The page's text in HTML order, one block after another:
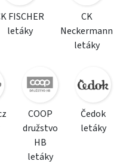
FISCHER
letáky
CK
Neckermann
letáky
COOP
družstvo
HB
letáky
Čedok
letáky